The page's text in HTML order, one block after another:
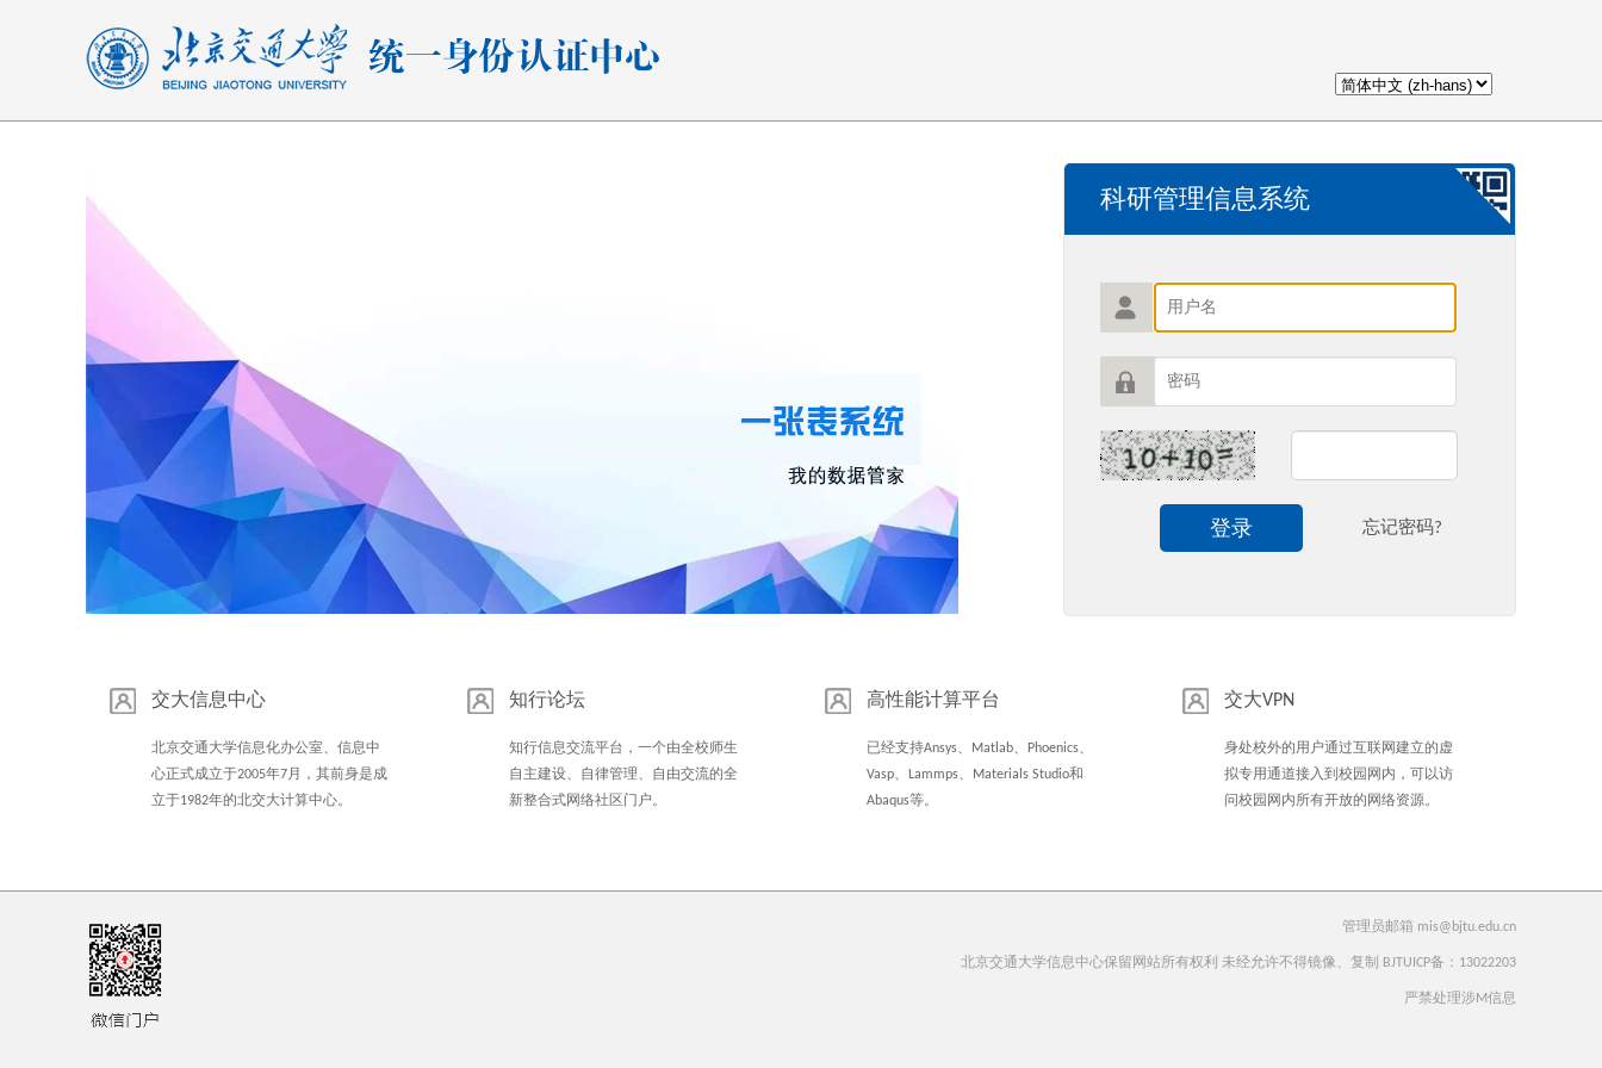
Previous
科研管理信息系统
登录 忘记密码?
交大信息中心
北京交通大学信息化办公室、信息中
心正式成立于2005年7月，其前身是成
立于1982年的北交大计算中心。
知行论坛
知行信息交流平台，一个由全校师生
自主建设、自律管理、自由交流的全
新整合式网络社区门户。
高性能计算平台
已经支持Ansys、Matlab、Phoenics、
Vasp、Lammps、Materials Studio和
Abaqus等。
交大VPN
身处校外的用户通过互联网建立的虚
拟专用通道接入到校园网内，可以访
问校园网内所有开放的网络资源。
管理员邮箱 mis@bjtu.edu.cn
北京交通大学信息中心保留网站所有权利 未经允许不得镜像、复制 BJTUICP备：13022203
严禁处理涉M信息